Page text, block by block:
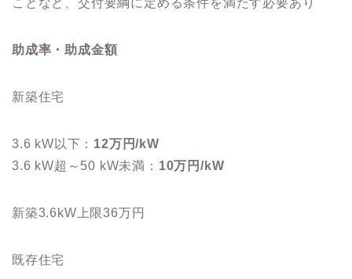
ことなど、交付要綱に定める条件を満たす必要あり
助成率・助成金額
新築住宅
3.6 kW以下： 12万円/kW
3.6 kW超～50 kW未満： 10万円/kW
新築3.6kW上限36万円
既存住宅